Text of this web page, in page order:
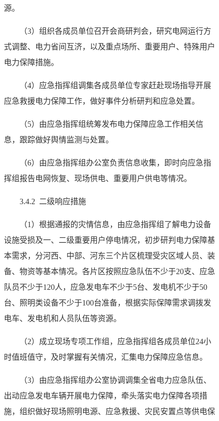
源。
（3）组织各成员单位召开会商研判会，研究电网运行方
式调整、电力省间互济，以及重点场所、重要用户、特殊用户
电力保障措施。
（4）应急指挥组调集各成员单位专家赶赴现场指导开展
应急救援电力保障工作，做好事件分析研判和应急处置。
（5）由应急指挥组统筹发布电力保障应急工作相关信
息，跟踪做好舆情监测与处置。
（6）由应急指挥组办公室负责信息收集，即时向应急指
挥组报告电网恢复、现场供电、重要用户供电等情况。
3.4.2 二级响应措施
（1）根据通报的灾情信息，由应急指挥组了解电力设备
设施受损及一、二级重要用户停电情况，初步研判电力保障基
本需求，分河西、中部、河东三个片区梳理受灾区域人员、装
备、物资等基本情况。各片区按照应急队伍不少于20支、应急
队员不少于120人，应急发电车不少于5台、发电机不少于50
台、照明类设备不少于100台准备，根据实际保障需求调拨发
电车、发电机和人员队伍等资源。
（2）成立现场专项工作组，应急指挥组各成员单位24小
时值班值守，及时掌握有关情况，汇集电力保障应急信息。
（3）由应急指挥组办公室协调调集全省电力应急队伍、
出动应急发电车辆开展电力保障，牵头落实电力保障各项措
施，组织做好现场照明电源、应急救援、灾民安置点等供电保